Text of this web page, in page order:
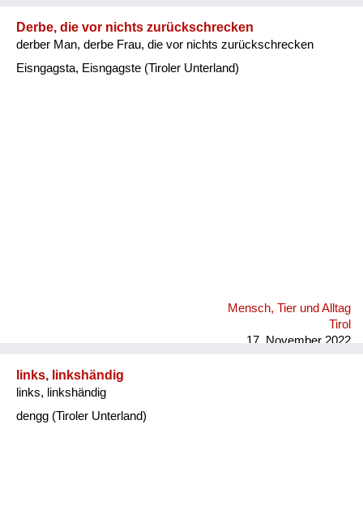
Derbe, die vor nichts zurückschrecken
derber Man, derbe Frau, die vor nichts zurückschrecken
Eisngagsta, Eisngagste (Tiroler Unterland)
Mensch, Tier und Alltag
Tirol
17. November 2022
links, linkshändig
links, linkshändig
dengg (Tiroler Unterland)